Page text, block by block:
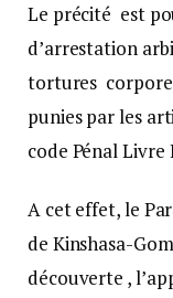
Le précité est
d’arrestation
tortures
punies par les
code Pénal Livre
A cet effet, le
de Kinshasa-
découverte ,